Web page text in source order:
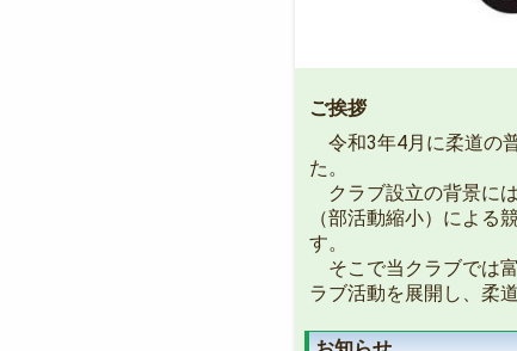
ご挨拶
令和3年4月に柔道の
た。
クラブ設立の背景に
（部活動縮小）による
す。
そこで当クラブでは
ラブ活動を展開し、柔